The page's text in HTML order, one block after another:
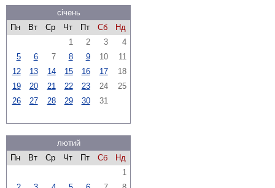
січень
Пн
Вт Ср Чт Пт Сб
Нд
1
2 3
4
5
6 7 8 9 10
11
12
13 14 15 16 17
18
19
20 21 22 23 24
25
26
27 28 29 30 31
лютий
Пн
Вт Ср Чт Пт Сб
Нд
1